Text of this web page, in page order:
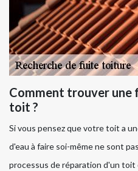
Comment trouver une
toit ?
Si vous pensez que votre toit a
d'eau à faire soi-même ne sont
processus de réparation d'un